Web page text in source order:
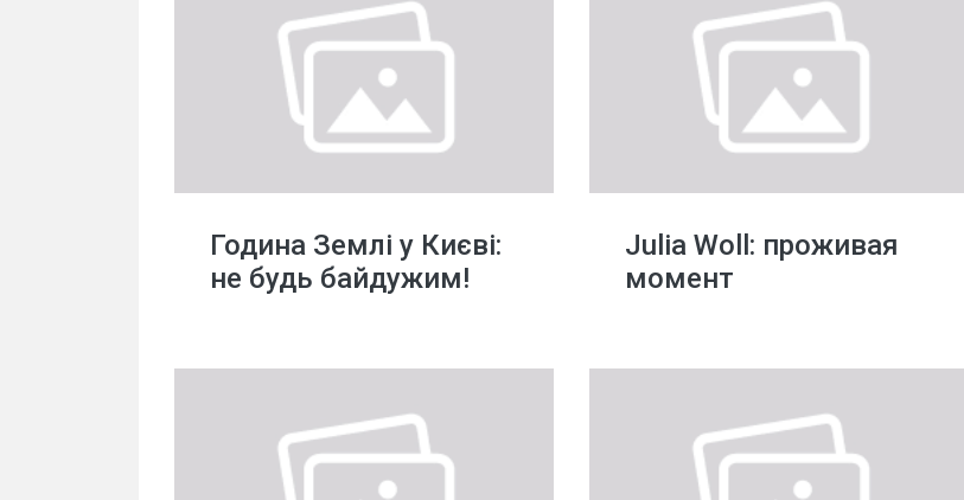
Година Землі у Києві:
не будь байдужим!
Julia Woll: проживая
момент